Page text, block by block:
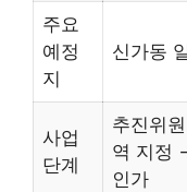
주요
예정
지
신가동
사업
단계
추진위
역 지정
인가